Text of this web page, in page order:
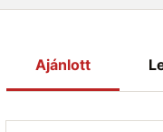
Ajánlott